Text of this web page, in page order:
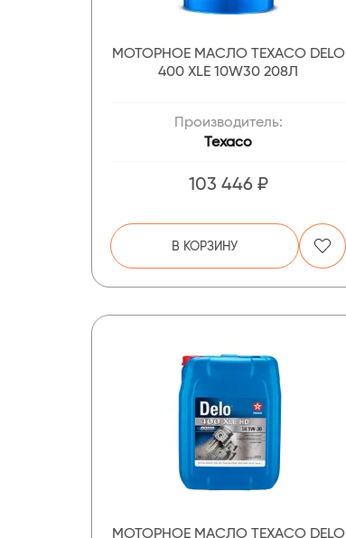
МОТОРНОЕ МАСЛО TEXACO DELO
400 XLE 10W30 208Л
Производитель:
Texaco
103 446 ₽
В КОРЗИНУ
МОТОРНОЕ МАСЛО TEXACO DELO